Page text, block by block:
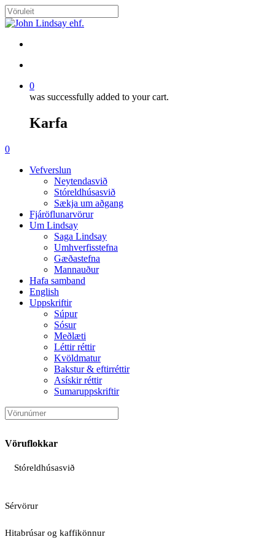
Skip
to
content
Close
0
was successfully added to your cart.
Karfa
Menu
search
account
0
Vefverslun
Neytendasvið
Stóreldhúsasvið
Sækja um aðgang
Fjáröflunarvörur
Um Lindsay
Saga Lindsay
Umhverfisstefna
Gæðastefna
Mannauður
Hafa samband
English
Uppskriftir
Súpur
Sósur
Meðlæti
Léttir réttir
Kvöldmatur
Bakstur & eftirréttir
Asískir réttir
Sumaruppskriftir
Vöruflokkar
Stóreldhúsasvið
Sérvörur
Hitabrúsar og kaffikönnur